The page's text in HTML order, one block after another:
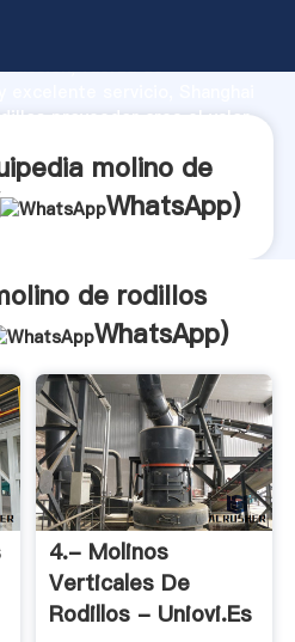
fuerza de
proveedor crea el valor
molino de
WhatsApp)
de rodillos
WhatsApp)
4.- Molinos
Verticales De
Rodillos - Uniovi.es